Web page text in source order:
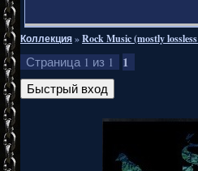
Коллекция»Rock Music (mostly
Страница 1 из 1 1